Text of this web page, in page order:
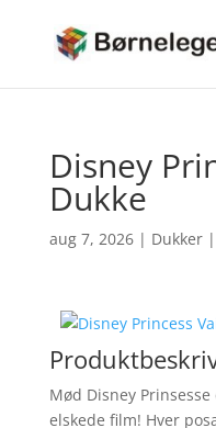
Disney
Dukke
aug 7, 2026| Dukker|
Mød Disney
elskede film! Hver